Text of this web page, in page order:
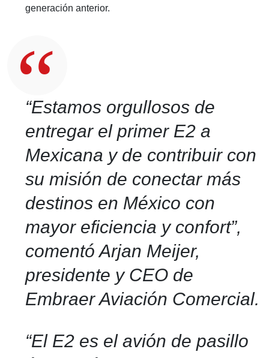
generación anterior.
“Estamos orgullosos de
entregar el primer E2 a
Mexicana y de contribuir con
su misión de conectar más
destinos en México con
mayor eficiencia y confort”,
comentó Arjan Meijer,
presidente y CEO de
Embraer Aviación Comercial.
“El E2 es el avión de pasillo